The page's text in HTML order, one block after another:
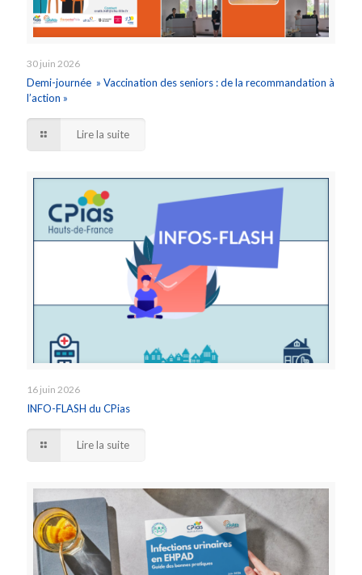
30 juin 2026
Demi-journée » Vaccination des seniors : de la recommandation à
l’action »
Lire la suite
16 juin 2026
INFO-FLASH du CPias
Lire la suite